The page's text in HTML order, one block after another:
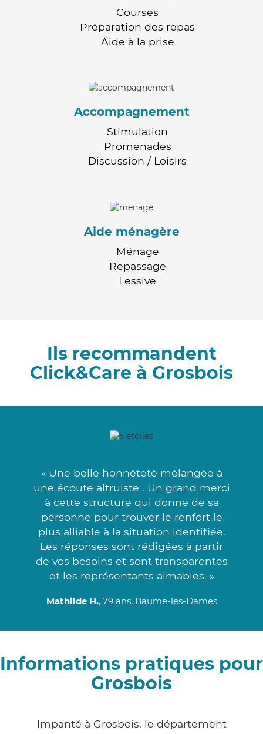
Courses
Préparation des repas
Aide à la prise
Accompagnement
Stimulation
Promenades
Discussion / Loisirs
Aide ménagère
Ménage
Repassage
Lessive
Ils recommandent
Click&Care à Grosbois
« Une belle honnêteté mélangée à
une écoute altruiste . Un grand merci
à cette structure qui donne de sa
personne pour trouver le renfort le
plus alliable à la situation identifiée.
Les réponses sont rédigées à partir
de vos besoins et sont transparentes
et les représentants aimables. »
Mathilde H., 79 ans, Baume-les-Dames
Informations pratiques pour
Grosbois
Impanté à Grosbois, le département